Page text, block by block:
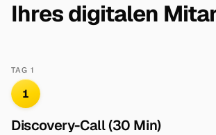
Ihres digitalen
TAG 1
1
Discovery-Call (30 Min)